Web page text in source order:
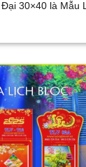
Đại 30×40 là Mẫu